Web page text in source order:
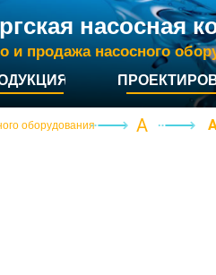
насосная
и продажа насосного
оборудования А